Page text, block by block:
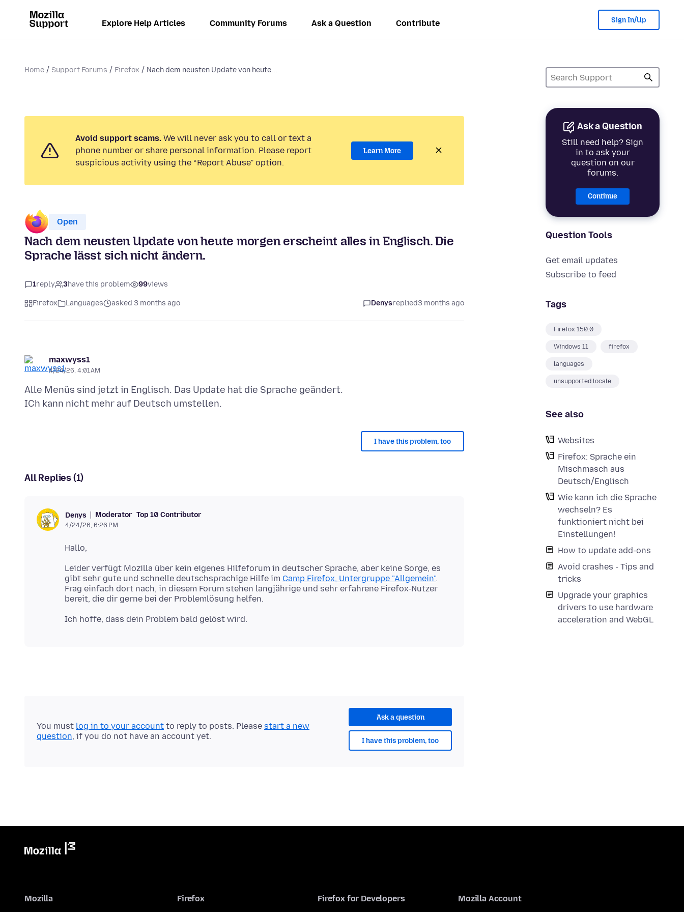
Explore Help Articles Community Forums Ask a Question Contribute Sign In/Up
Home Support Forums Firefox Nach dem neusten Update von heute...
Ask a Question
Still need help? Sign
in to ask your
question on our
forums.
Continue
Question Tools
Get email updates
Subscribe to feed
Tags
Firefox 150.0
Windows 11 firefox
languages
unsupported locale
See also
Websites
Firefox: Sprache ein
Mischmasch aus
Deutsch/Englisch
Wie kann ich die Sprache
wechseln? Es
funktioniert nicht bei
Einstellungen!
How to update add-ons
Avoid crashes - Tips and
tricks
Upgrade your graphics
drivers to use hardware
acceleration and WebGL
Avoid support scams. We will never ask you to call or text a
phone number or share personal information. Please report
suspicious activity using the “Report Abuse” option.
Learn More
Open
Nach dem neusten Update von heute morgen erscheint alles in Englisch. Die
Sprache lässt sich nicht ändern.
1reply 3have this problem 99views
Firefox Languages asked 3 months ago Denysreplied3 months ago
maxwyss1
4/24/26, 4:01 AM
Alle Menüs sind jetzt in Englisch. Das Update hat die Sprache geändert.
I have this problem, too
All Replies (1)
Denys Moderator Top 10 Contributor
4/24/26, 6:26 PM
Leider verfügt Mozilla über kein eigenes Hilfeforum in deutscher Sprache, aber keine Sorge, es
gibt sehr gute und schnelle deutschsprachige Hilfe im Camp Firefox, Untergruppe "Allgemein".
Frag einfach dort nach, in diesem Forum stehen langjährige und sehr erfahrene Firefox-Nutzer
Ask a question
I have this problem, too
You must log in to your account to reply to posts. Please start a new
question, if you do not have an account yet.
Mozilla Firefox Firefox for Developers Mozilla Account